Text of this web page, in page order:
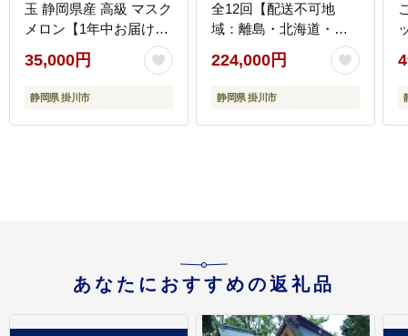
玉 静岡県産 高級 マスク
メロン【1年中お届け】
全3回【配送不可地域：
離島・北海道・沖縄
県】
35,000円
静岡県 掛川市
全12回【配送不可地
域：離島・北海道・沖
224,000円
静岡県 掛川市
あなたにおすすめの返礼品